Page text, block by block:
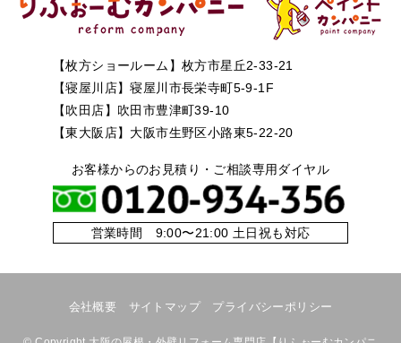
【枚方ショールーム】枚方市星丘2-33-21
【寝屋川店】寝屋川市長栄寺町5-9-1F
【吹田店】吹田市豊津町39-10
【東大阪店】大阪市生野区小路東5-22-20
お客様からのお見積り・ご相談専用ダイヤル
営業時間 9:00〜21:00 土日祝も対応
会社概要 サイトマップ プライバシーポリシー